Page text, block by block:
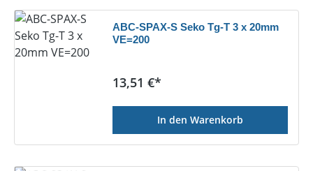
ABC-SPAX-S Seko Tg-T 3 x 20mm
VE=200
Regulärer Preis:
13,51 €*
In den Warenkorb